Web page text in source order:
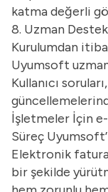
katma değerli
8. Uzman
Kurulumdan
Uyumsoft
Kullanıcı
İşletmeler İçin
Süreç
Elektronik
bir şekilde